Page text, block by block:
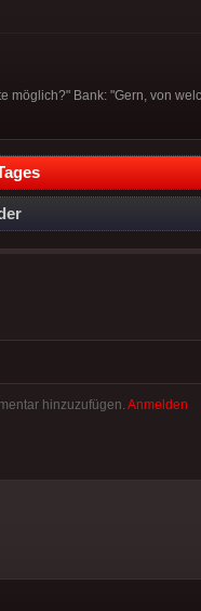
möglich?" Bank: "Gern, von
hinzuzufügen. Anmelden